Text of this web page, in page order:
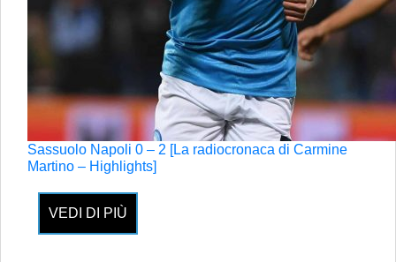
Sassuolo Napoli 0 – 2 [La radiocronaca di Carmine
Martino – Highlights]
VEDI DI PIÙ